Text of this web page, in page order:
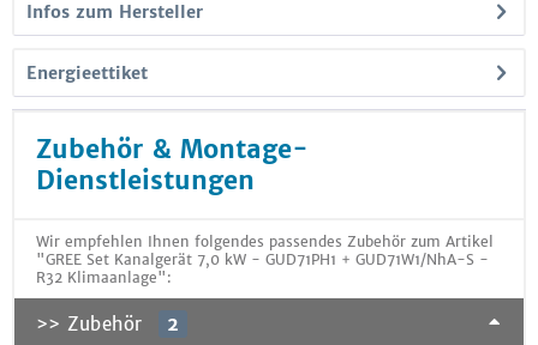
Infos zum Hersteller
Energieettiket
Zubehör & Montage-
Dienstleistungen
Wir empfehlen Ihnen folgendes passendes Zubehör zum Artikel
"GREE Set Kanalgerät 7,0 kW - GUD71PH1 + GUD71W1/NhA-S -
R32 Klimaanlage":
>> Zubehör 2